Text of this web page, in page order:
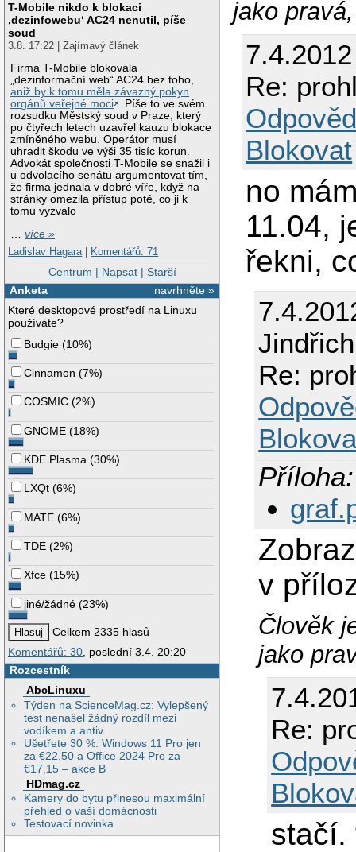
T-Mobile nikdo k blokaci
‚dezinfowebu‘ AC24 nenutil, píše
soud
3.8. 17:22 | Zajímavý článek
Firma T-Mobile blokovala
„dezinformační web“ AC24 bez toho,
aniž by k tomu měla závazný pokyn
orgánů veřejné moci . Píše to ve svém
rozsudku Městský soud v Praze, který
po čtyřech letech uzavřel kauzu blokace
zmíněného webu. Operátor musí
uhradit škodu ve výši 35 tisíc korun.
Advokát společnosti T-Mobile se snažil i
u odvolacího senátu argumentovat tím,
že firma jednala v dobré víře, když na
stránky omezila přístup poté, co ji k
tomu vyzvalo
…více »
Ladislav Hagara | Komentářů: 71
Centrum | Napsat| Starší
navrhněte »
Anketa
Které desktopové prostředí na Linuxu
používáte?
Budgie (10%)
Cinnamon (7%)
COSMIC (2%)
GNOME (18%)
KDE Plasma (30%)
LXQt (6%)
MATE (6%)
TDE (2%)
Xfce (15%)
jiné/žádné (23%)
Celkem 2335 hlasů
Komentářů: 30, poslední 3.4. 20:20
Rozcestník
AbcLinuxu
Týden na ScienceMag.cz: Vylepšený
test nenašel žádný rozdíl mezi
vodíkem a antiv
Ušetřete 30 %: Windows 11 Pro jen
za €22,50 a Office 2024 Pro za
€17,15 – akce B
HDmag.cz
Kamery do bytu přinesou maximální
přehled o vaší domácnosti
Testovací novinka
jako
Re:
Blokovat
no
11.04,
řekni,
Re:
Příloha:
v
Člověk
jako
Re:
stačí.